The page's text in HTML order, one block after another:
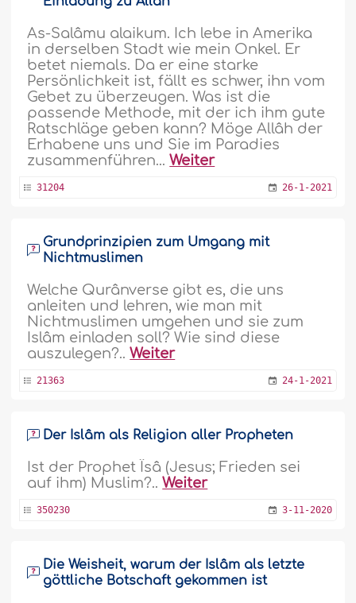
As-Salâmu alaikum. Ich lebe in Amerika
in derselben Stadt wie mein Onkel. Er
betet niemals. Da er eine starke
Persönlichkeit ist, fällt es schwer, ihn vom
Gebet zu überzeugen. Was ist die
passende Methode, mit der ich ihm gute
Ratschläge geben kann? Möge Allâh der
Erhabene uns und Sie im Paradies
zusammenführen...Weiter
31204 26-1-2021
Grundprinzipien zum Umgang mit
Nichtmuslimen
Welche Qurânverse gibt es, die uns
anleiten und lehren, wie man mit
Nichtmuslimen umgehen und sie zum
Islâm einladen soll? Wie sind diese
auszulegen?..Weiter
21363 24-1-2021
Der Islâm als Religion aller Propheten
Ist der Prophet Îsâ (Jesus; Frieden sei
auf ihm) Muslim?..Weiter
350230 3-11-2020
Die Weisheit, warum der Islâm als letzte
göttliche Botschaft gekommen ist